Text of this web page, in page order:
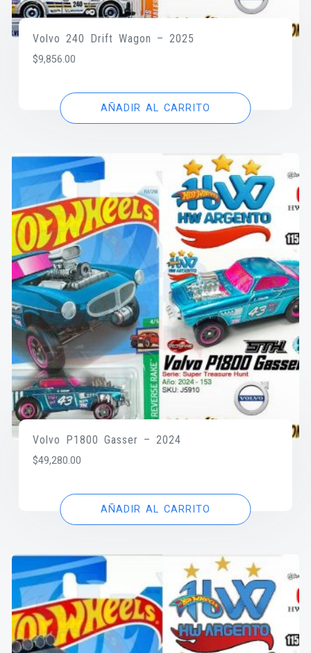
Volvo 240 Drift Wagon – 2025
$9,856.00
AÑADIR AL CARRITO
Volvo P1800 Gasser – 2024
$49,280.00
AÑADIR AL CARRITO